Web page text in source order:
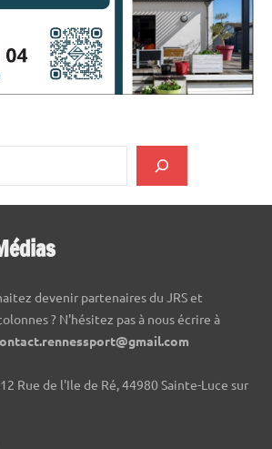
devenir partenaires du JRS et
? N'hésitez pas à nous écrire à
Rue de l'Ile de Ré, 44980 Sainte-Luce sur